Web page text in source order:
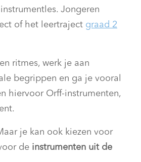
Jongeren
of het leertraject graad 2
ritmes, werk je aan
begrippen en ga je vooral
hiervoor Orff-instrumenten,
je kan ook kiezen voor
de instrumenten uit de